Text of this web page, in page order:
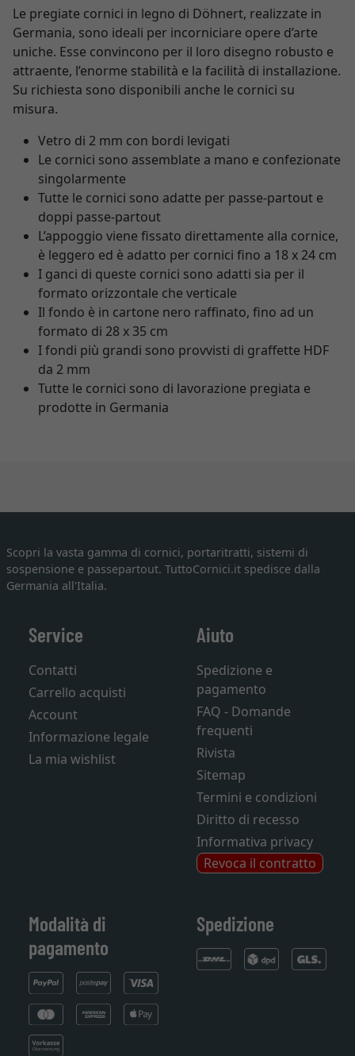
Le pregiate cornici in legno di Döhnert, realizzate in
Germania, sono ideali per incorniciare opere d’arte
uniche. Esse convincono per il loro disegno robusto e
attraente, l’enorme stabilità e la facilità di installazione.
Su richiesta sono disponibili anche le cornici su
misura.
Vetro di 2 mm con bordi levigati
Le cornici sono assemblate a mano e confezionate
singolarmente
Tutte le cornici sono adatte per passe-partout e
doppi passe-partout
L’appoggio viene fissato direttamente alla cornice,
è leggero ed è adatto per cornici fino a 18 x 24 cm
I ganci di queste cornici sono adatti sia per il
formato orizzontale che verticale
Il fondo è in cartone nero raffinato, fino ad un
formato di 28 x 35 cm
I fondi più grandi sono provvisti di graffette HDF
da 2 mm
Tutte le cornici sono di lavorazione pregiata e
prodotte in Germania
Scopri la vasta gamma di cornici, portaritratti, sistemi di
sospensione e passepartout. TuttoCornici.it spedisce dalla
Germania all'Italia.
Service
Contatti
Carrello acquisti
Account
Informazione legale
La mia wishlist
Aiuto
Spedizione e
pagamento
FAQ - Domande
frequenti
Rivista
Sitemap
Termini e condizioni
Diritto di recesso
Informativa privacy
Revoca il contratto
Modalità di
pagamento
Spedizione